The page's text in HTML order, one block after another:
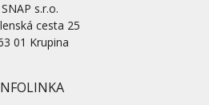
SNAP s.r.o.
cesta 25
01 Krupina